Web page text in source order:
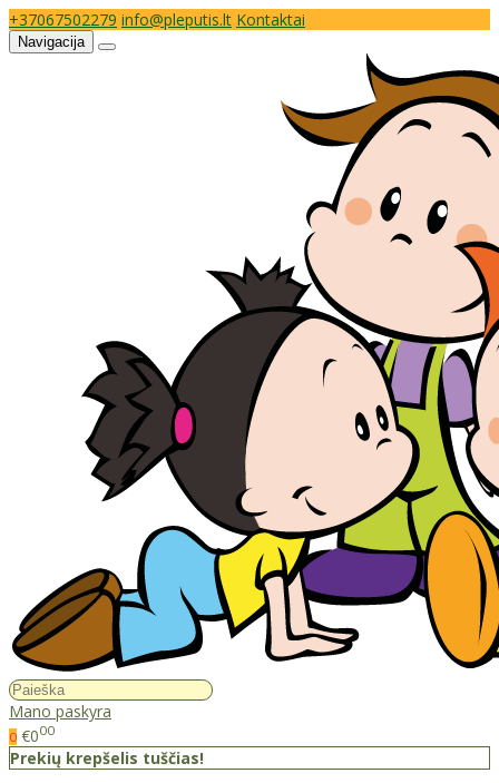
+37067502279 info@pleputis.lt Kontaktai
Navigacija
Mano paskyra
0 €000
Prekių krepšelis tuščias!